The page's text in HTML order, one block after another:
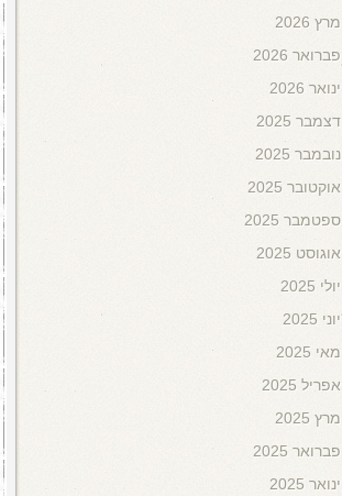
מרץ 2026
פברואר 2026
ינואר 2026
דצמבר 2025
נובמבר 2025
אוקטובר 2025
ספטמבר 2025
אוגוסט 2025
יולי 2025
יוני 2025
מאי 2025
אפריל 2025
מרץ 2025
פברואר 2025
ינואר 2025